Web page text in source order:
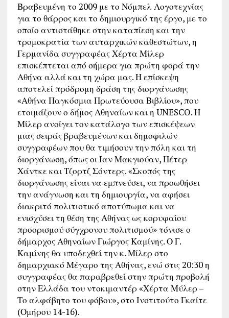
Βραβευμένη το 2009 με το Νόμπελ Λογοτεχνίας
για το θάρρος και το δημιουργικό της έργο, με το
οποίο αντιστάθηκε στην καταπίεση και την
τρομοκρατία των αυταρχικών καθεστώτων, η
Γερμανίδα συγγραφέας Χέρτα Μίλερ
επισκέπτεται από σήμερα για πρώτη φορά την
Αθήνα αλλά και τη χώρα μας. Η επίσκεψη
αποτελεί πρόδρομη δράση της διοργάνωσης
«Αθήνα Παγκόσμια Πρωτεύουσα Βιβλίου», που
ετοιμάζουν ο δήμος Αθηναίων και η UNESCO. Η
Μίλερ ανοίγει τον κατάλογο των επισκέψεων
μιας σειράς βραβευμένων και δημοφιλών
συγγραφέων που θα τιμήσουν την πόλη και τη
διοργάνωση, όπως οι Ίαν Μακγιούαν, Πέτερ
Χάντκε και Τζορτζ Σόντερς. «Σκοπός της
διοργάνωσης είναι να εμπνεύσει, να προωθήσει
την ανάγνωση και τη δημιουργία, να αφήσει
διακριτό πολιτιστικό αποτύπωμα και να
ενισχύσει τη θέση της Αθήνας ως κορυφαίου
προορισμού σύγχρονου πολιτισμού» τόνισε ο
δήμαρχος Αθηναίων Γιώργος Καμίνης. Ο Γ.
Καμίνης θα υποδεχθεί την κ. Μίλερ στο
δημαρχιακό Μέγαρο της Αθήνας, ενώ στις 20:30 η
συγγραφέας θα παραβρεθεί στην πρώτη προβολή
στην Ελλάδα του ντοκιμαντέρ «Χέρτα Μύλερ –
Το αλφάβητο του φόβου», στο Ινστιτούτο Γκαίτε
(Ομήρου 14-16).